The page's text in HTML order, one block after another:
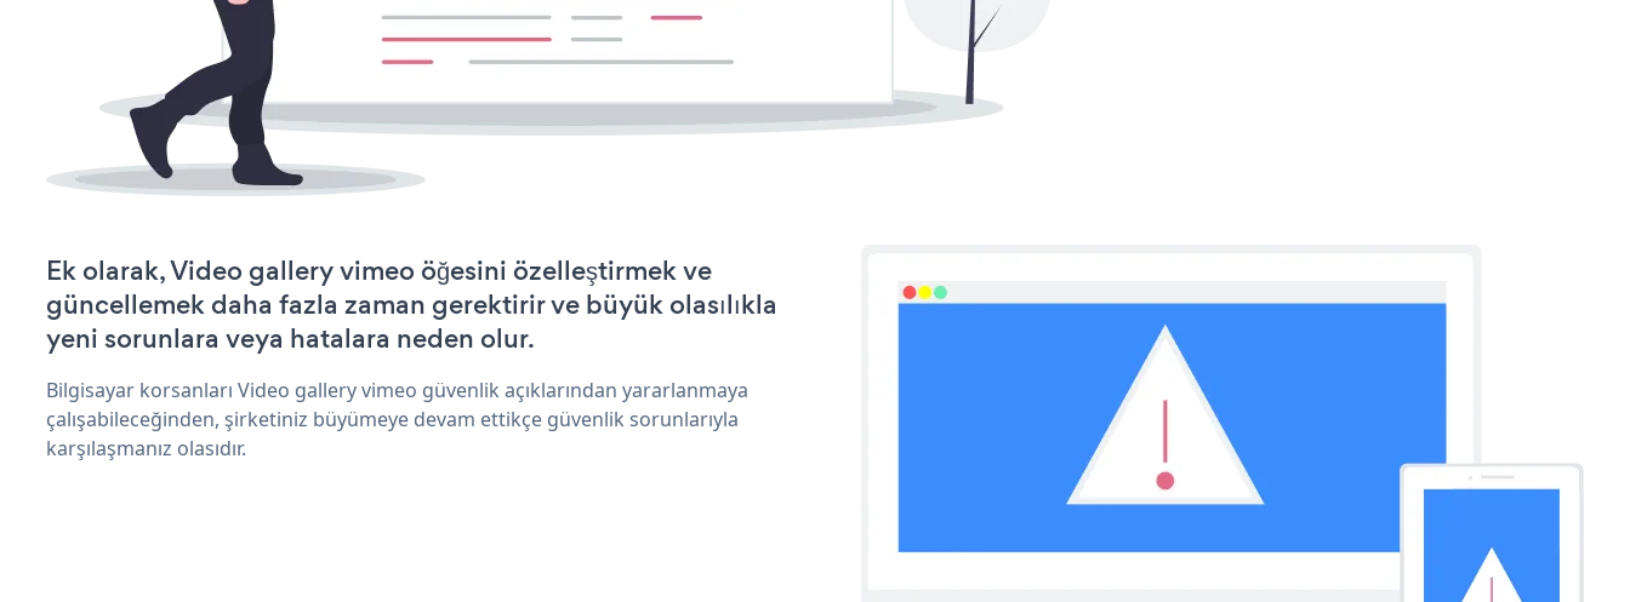
Ek olarak, Video gallery vimeo öğesini özelleştirmek ve
güncellemek daha fazla zaman gerektirir ve büyük olasılıkla
yeni sorunlara veya hatalara neden olur.
Bilgisayar korsanları Video gallery vimeo güvenlik açıklarından yararlanmaya
çalışabileceğinden, şirketiniz büyümeye devam ettikçe güvenlik sorunlarıyla
karşılaşmanız olasıdır.